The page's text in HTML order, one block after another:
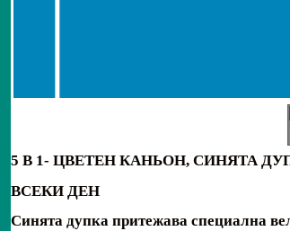
5 В 1- ЦВЕТЕН КАНЬОН, СИНЯТА
ВСЕКИ ДЕН
Синята дупка притежава специална